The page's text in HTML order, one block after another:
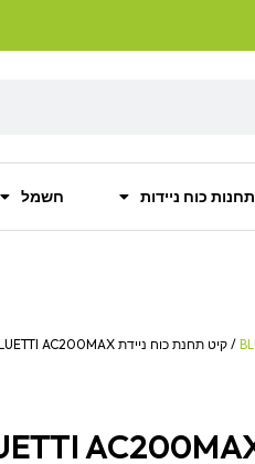
תחנות כוח ניידות חשמל